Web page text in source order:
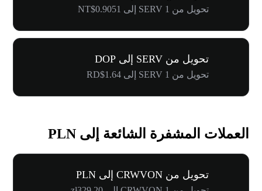
تحويل من 1 SERV إلى NT$0.9051
تحويل من SERV إلى DOP
تحويل من 1 SERV إلى RD$1.64
العملات المشفرة الشائعة إلى PLN
تحويل من CRWVON إلى PLN